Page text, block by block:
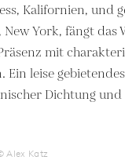
Kalifornien, und
York, fängt das
mit
Ein leise
Dichtung
Alex Katz